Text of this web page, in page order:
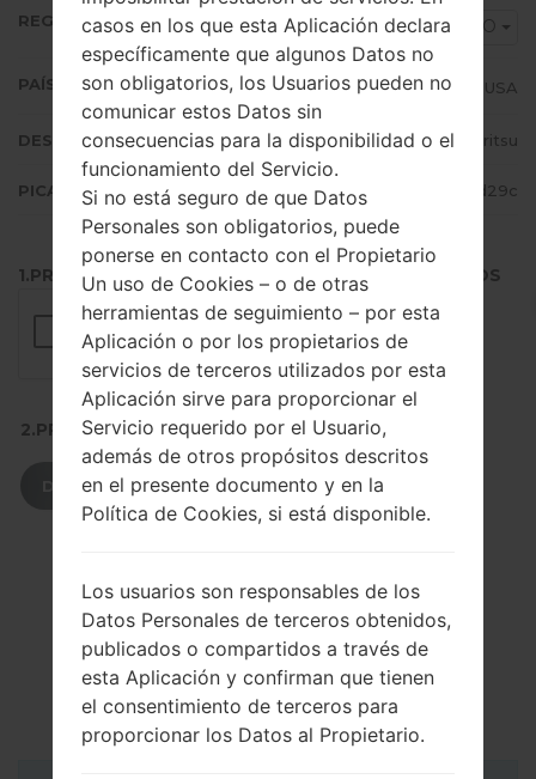
REGIÓN AIO
PAÍS (UN/EL PAÍS) USA
DESCRIPCIÓN Anritsu
PICADILLO 857df47fc382382bb1450f1cd6c6d29c
1.PRESIONE EL BOTÓN PARA CARGAR LOS ARCHIVOS
2.PRESIONE PARA DESCARGAR
DESCARGAR
casos en los que esta Aplicación declara
específicamente que algunos Datos no
son obligatorios, los Usuarios pueden no
comunicar estos Datos sin
consecuencias para la disponibilidad o el
funcionamiento del Servicio.
Si no está seguro de que Datos
Personales son obligatorios, puede
ponerse en contacto con el Propietario
Un uso de Cookies – o de otras
herramientas de seguimiento – por esta
Aplicación o por los propietarios de
servicios de terceros utilizados por esta
Aplicación sirve para proporcionar el
Servicio requerido por el Usuario,
además de otros propósitos descritos
en el presente documento y en la
Política de Cookies, si está disponible.
Los usuarios son responsables de los
Datos Personales de terceros obtenidos,
publicados o compartidos a través de
esta Aplicación y confirman que tienen
el consentimiento de terceros para
proporcionar los Datos al Propietario.